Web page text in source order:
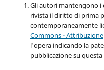
Gli autori mantengono i
rivista il diritto di prima
contemporaneamente
Commons - Attribuzione
l'opera indicando la
pubblicazione su